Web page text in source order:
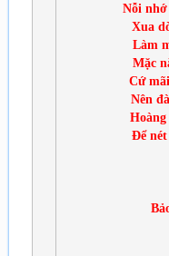
Nỗi
Xua
Làm
Mặc
Cứ
Nên
Để